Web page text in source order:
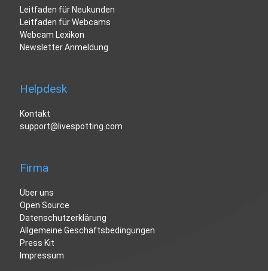
Leitfaden für Neukunden
Leitfaden für Webcams
Webcam Lexikon
Newsletter Anmeldung
Helpdesk
Kontakt
support@livespotting.com
Firma
Über uns
Open Source
Datenschutzerklärung
Allgemeine Geschäftsbedingungen
Press Kit
Impressum